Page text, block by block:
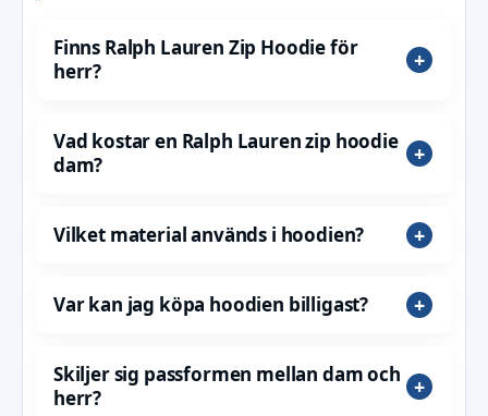
Finns Ralph Lauren Zip Hoodie för
herr?
Vad kostar en Ralph Lauren zip hoodie
dam?
Vilket material används i hoodien?
Var kan jag köpa hoodien billigast?
Skiljer sig passformen mellan dam och
herr?